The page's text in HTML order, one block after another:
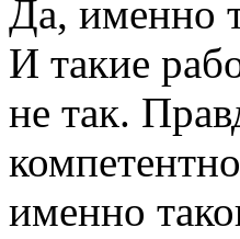
Да, именно
И такие
не так.
именно